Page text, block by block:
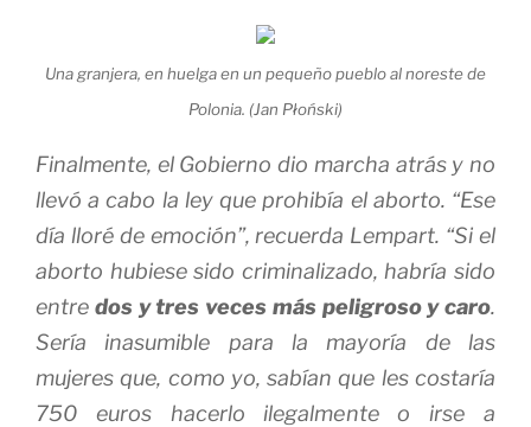
Una granjera, en huelga en un pequeño pueblo al noreste de
Polonia. (Jan Płoński)
Finalmente, el Gobierno dio marcha atrás y no
llevó a cabo la ley que prohibía el aborto. “Ese
día lloré de emoción”, recuerda Lempart. “Si el
aborto hubiese sido criminalizado, habría sido
entre dos y tres veces más peligroso y caro.
Sería inasumible para la mayoría de las
mujeres que, como yo, sabían que les costaría
750 euros hacerlo ilegalmente o irse a